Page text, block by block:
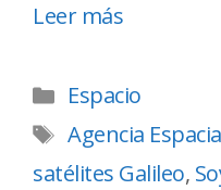
Leer más
Espacio
Agencia
satélites Galileo,